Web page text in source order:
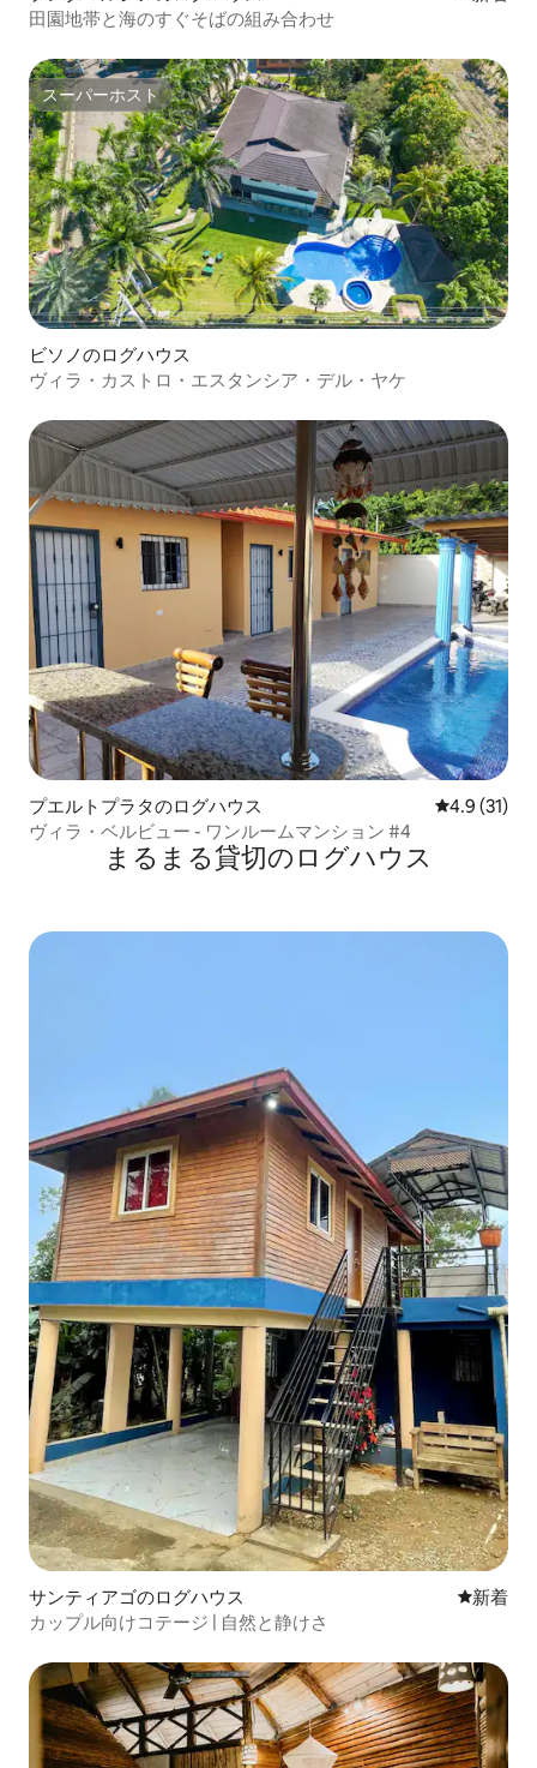
田園地帯と海のすぐそばの組み合わせ
スーパーホスト
スーパーホスト
ビソノのログハウス
ヴィラ・カストロ・エスタンシア・デル・ヤケ
プエルトプラタのログハウス レビュー31
4.9 (31)
ヴィラ・ベルビュー - ワンルームマンション #4
まるまる貸切のログハウス
サンティアゴのログハウス 新しい宿
新着
カップル向けコテージ | 自然と静けさ